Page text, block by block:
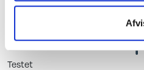
Fast vandtank
Testet